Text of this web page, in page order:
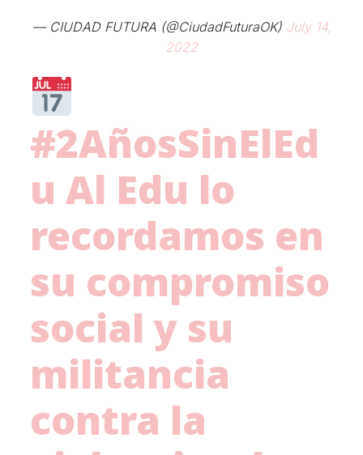
— CIUDAD FUTURA (@CiudadFuturaOK) July 14,
2022
#2AñosSinElEd
u Al Edu lo
recordamos en
su compromiso
social y su
militancia
contra la